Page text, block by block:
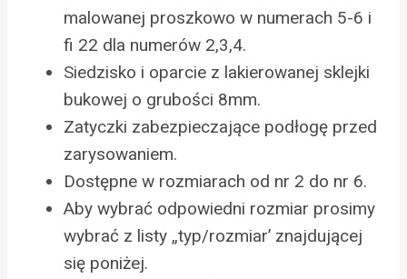
malowanej proszkowo w numerach 5-6 i
fi 22 dla numerów 2,3,4.
Siedzisko i oparcie z lakierowanej sklejki
bukowej o grubości 8mm.
Zatyczki zabezpieczające podłogę przed
zarysowaniem.
Dostępne w rozmiarach od nr 2 do nr 6.
Aby wybrać odpowiedni rozmiar prosimy
wybrać z listy „typ/rozmiar’ znajdującej
się poniżej.